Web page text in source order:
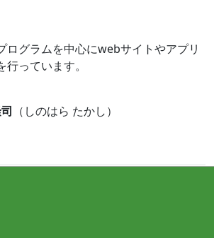
ログラムを中心にwebサイトやアプリ
っています。
（しのはら たかし）
会社オルタ All rights reserved.